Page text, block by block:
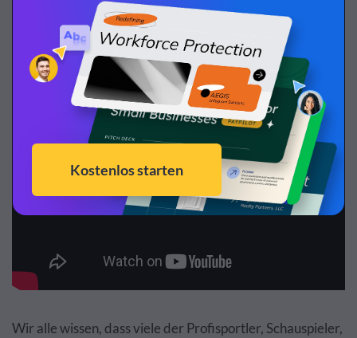
Wir alle wissen, dass viele der Profisportler, Schauspieler,